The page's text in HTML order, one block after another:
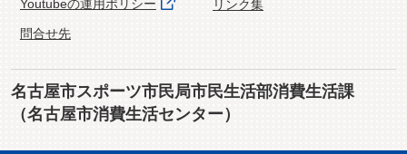
Youtubeの運用ポリシー
リンク集
問合せ先
名古屋市スポーツ市民局市民生活部消費生活課
（名古屋市消費生活センター）